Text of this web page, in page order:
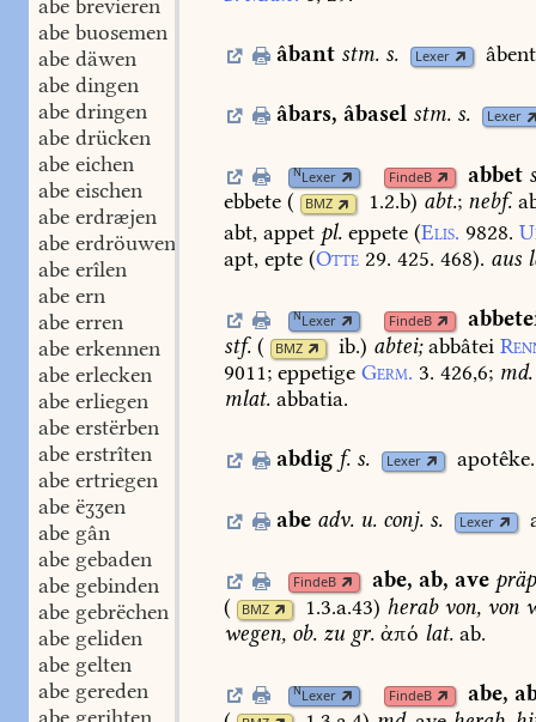
abe brevieren
abe buosemen
abe däwen
abe dingen
abe dringen
abe drücken
abe eichen
abe eischen
abe erdræjen
abe erdröuwen
abe erîlen
abe ern
abe erren
abe erkennen
abe erlecken
abe erliegen
abe erstërben
abe erstrîten
abe ertriegen
abe ëʒʒen
abe gân
abe gebaden
abe gebinden
abe gebrëchen
abe geliden
abe gelten
abe gereden
âbant stm. s. Lexer
âbars, âbasel stm. s. Lexer
NLexer FindeB abbet
ebbete ( BMZ 1.2.b) abt.; nebf.
abt, appet pl. eppete (Elis. 9828.
apt, epte (Otte 29. 425. 468). aus
NLexer FindeB
stf. ( BMZ ib.) abtei; abbâtei
9011; eppetige Germ. 3. 426,6; md.
mlat. abbatia.
abdig f. s. Lexer apotêke.
abe adv. u. conj. s. Lexer
FindeB abe, ab, ave
(
BMZ 1.3.a.43) herabvon, von
wegen, ob. zu gr. ἀπό lat. ab.
NLexer FindeB abe,